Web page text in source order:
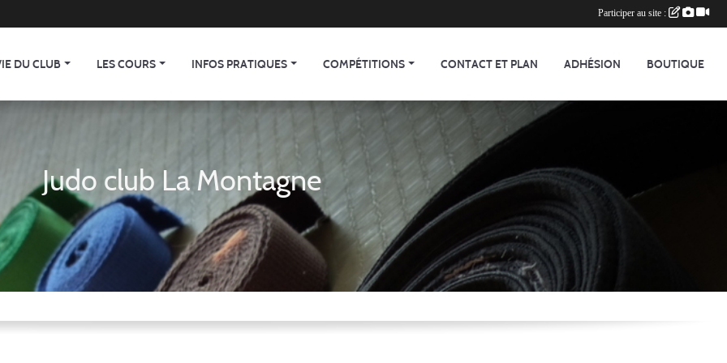
DU CLUB LES COURS INFOS PRATIQUES COMPÉTITIONS CONTACT ET PLAN ADHÉSION BOUTIQUE
Judo club La Montagne
Participer au site :